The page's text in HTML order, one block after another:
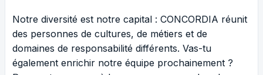
Notre diversité est notre capital : CONCORDIA réunit
des personnes de cultures, de métiers et de
domaines de responsabilité différents. Vas-tu
également enrichir notre équipe prochainement ?